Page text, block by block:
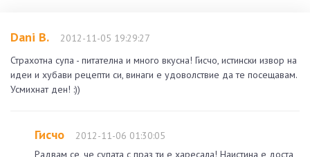
Dani B.
2012-11-05 19:29:27
Страхотна супа - питателна и много вкусна! Гисчо, истински извор на
идеи и хубави рецепти си, винаги е удоволствие да те посещавам.
Усмихнат ден! :))
Гисчо
2012-11-06 01:30:05
Радвам се, че супата с праз ти е харесала! Наистина е доста